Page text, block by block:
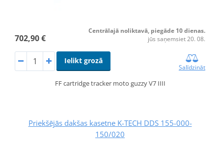
702,90 €
Centrālajā noliktavā, piegāde 10 dienas.
jūs saņemsiet 20. 08.
Ielikt grozā
Salīdzināt
FF cartridge tracker moto guzzy V7 IIII
Priekšējās dakšas kasetne K-TECH DDS 155-000-
150/020